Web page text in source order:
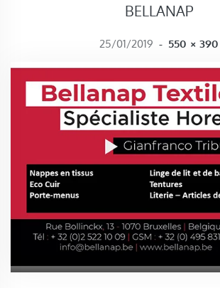
BELLANAP
25/01/2019 - FULL SIZE
550 × 390